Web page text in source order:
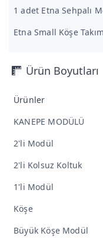
1 adet Etna Sehpalı
Etna Small Köşe
Ürün Boyutları
Ürünler
KANEPE MODÜLÜ
2'li Modül
2'li Kolsuz Koltuk
1'li Modül
Köşe
Büyük Köşe Modül